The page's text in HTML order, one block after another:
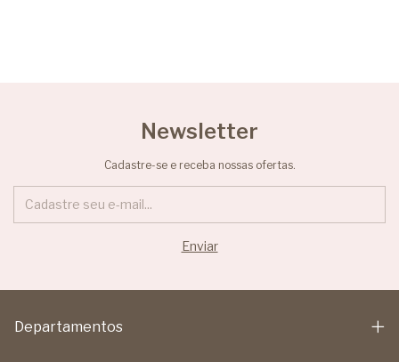
Newsletter
Cadastre-se e receba nossas ofertas.
Departamentos